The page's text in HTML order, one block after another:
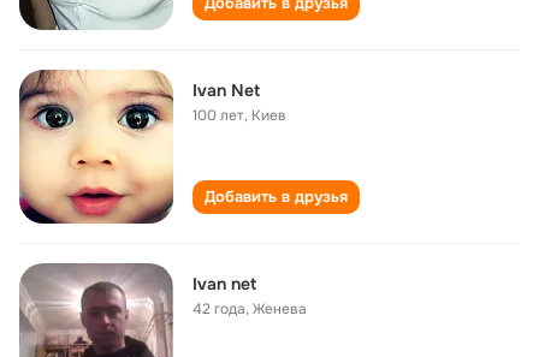
Ivan Net
100 лет, Киев
Добавить в друзья
Ivan net
42 года,Женева